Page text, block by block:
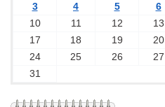
3
4 5 6
10
11 12 13
17
18 19 20
24
25 26 27
31